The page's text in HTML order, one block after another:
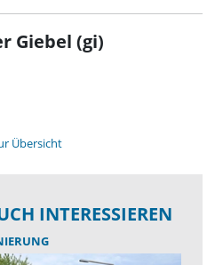
Giebel (gi)
Übersicht
INTERESSIEREN